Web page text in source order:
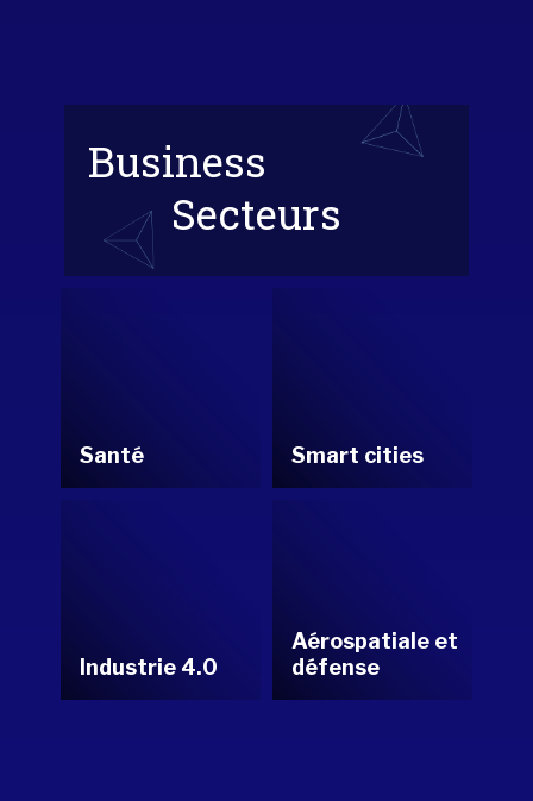
Business
Secteurs
Santé Smart cities
Industrie 4.0
Aérospatiale et
défense